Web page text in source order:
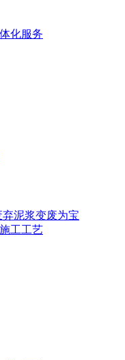
化服务
泥浆变废为宝
工工艺